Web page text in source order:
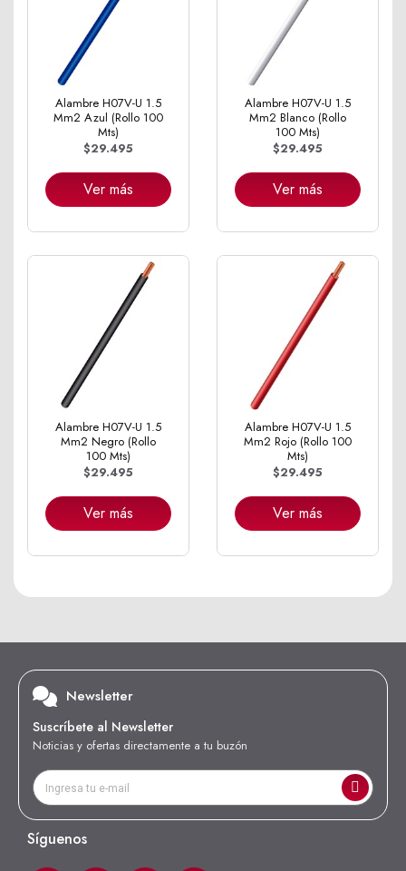
Alambre H07V-U 1.5
Mm2 Azul (Rollo 100
Mts)
$29.495
Ver más
Alambre H07V-U 1.5
Mm2 Blanco (Rollo
100 Mts)
$29.495
Ver más
Alambre H07V-U 1.5
Mm2 Negro (Rollo
100 Mts)
$29.495
Ver más
Alambre H07V-U 1.5
Mm2 Rojo (Rollo 100
Mts)
$29.495
Ver más
Newsletter
Suscríbete al Newsletter
Noticias y ofertas directamente a tu buzón
Síguenos